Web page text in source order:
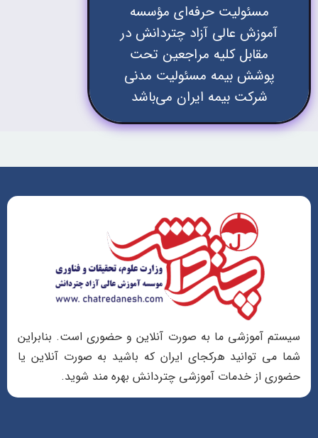
مسئولیت حرفه‌ای مؤسسه
آموزش عالی آزاد چتردانش در
مقابل کلیه مراجعین تحت
پوشش بیمه مسئولیت مدنی
شرکت بیمه ایران می‌باشد
سیستم آموزشی ما به صورت آنلاین و حضوری است. بنابراین
شما می توانید هرکجای ایران که باشید به صورت آنلاین یا
حضوری از خدمات آموزشی چتردانش بهره مند شوید.